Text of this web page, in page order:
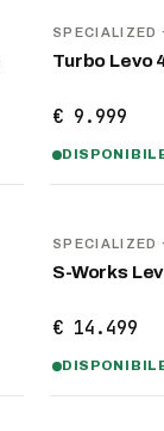
SPECIALIZED
Turbo Levo
€ 9.999
SPECIALIZED
S-Works
€ 14.499